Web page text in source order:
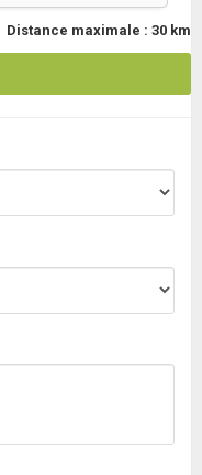
Distance maximale : 30 km